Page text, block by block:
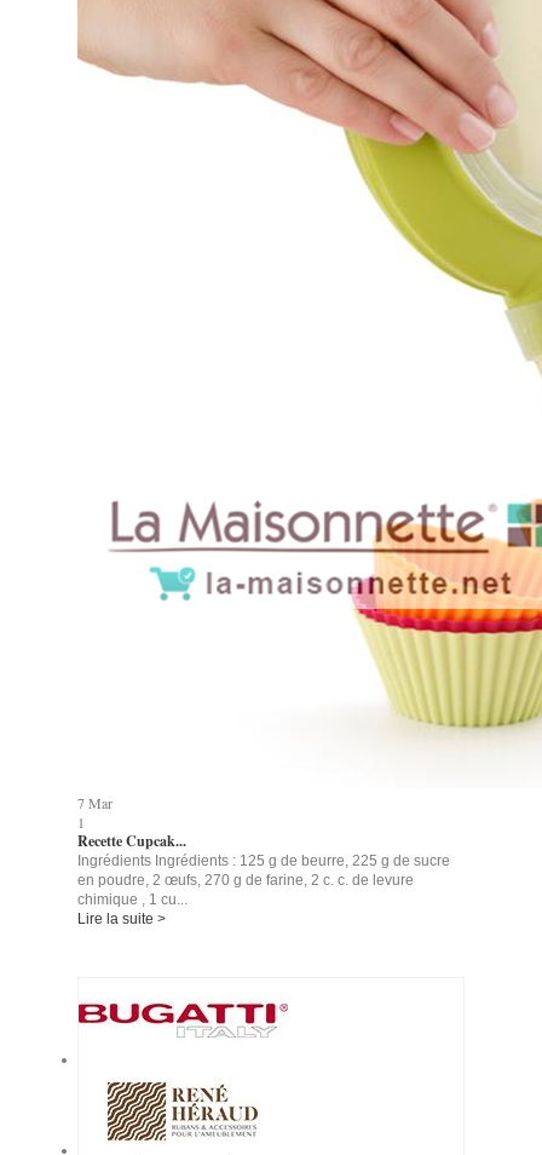
7Mar
1
Recette Cupcak...
Ingrédients Ingrédients : 125 g de beurre, 225 g de sucre
en poudre, 2 œufs, 270 g de farine, 2 c. c. de levure
chimique , 1 cu...
Lire la suite >